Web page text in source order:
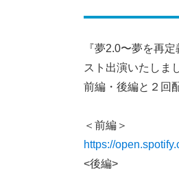
『夢2.0〜夢を再
スト出演いたしま
前編・後編と２回
＜前編＞
https://
<後編>